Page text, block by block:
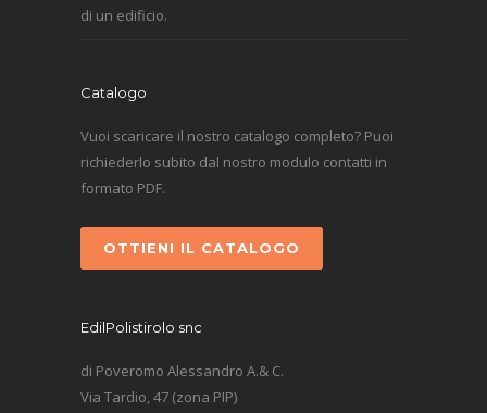
di un edificio.
Catalogo
Vuoi scaricare il nostro catalogo completo? Puoi
richiederlo subito dal nostro modulo contatti in
formato PDF.
OTTIENI IL CATALOGO
EdilPolistirolo snc
di Poveromo Alessandro A.& C.
Via Tardio, 47 (zona PIP)